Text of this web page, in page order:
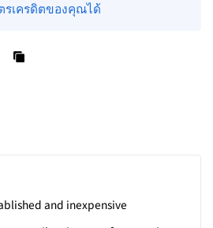
รเครดิตของคุณได้
and inexpensive